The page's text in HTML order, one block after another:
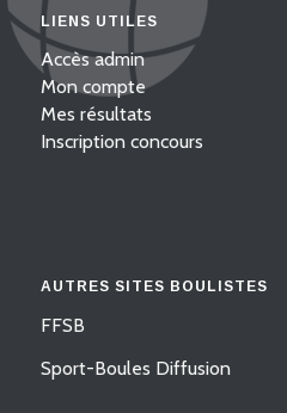
LIENS UTILES
Accès admin
Mon compte
Mes résultats
Inscription concours
AUTRES SITES BOULISTES
FFSB
Sport-Boules Diffusion